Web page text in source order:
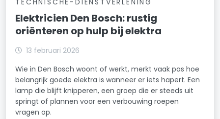
Elektricien Den Bosch: rustig
oriënteren op hulp bij elektra
13 februari 2026
Wie in Den Bosch woont of werkt, merkt vaak pas hoe
belangrijk goede elektra is wanneer er iets hapert. Een
lamp die blijft knipperen, een groep die er steeds uit
springt of plannen voor een verbouwing roepen
vragen op.